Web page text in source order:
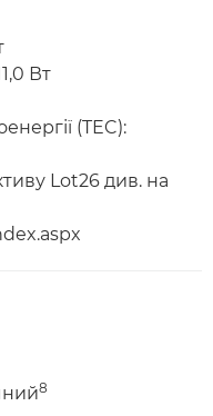
Вт
(TEC):
Lot26 див. на
8